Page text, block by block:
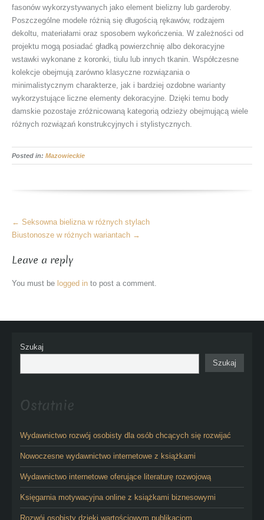
fasonów wykorzystywanych jako element bielizny lub garderoby.
Poszczególne modele różnią się długością rękawów, rodzajem
dekoltu, materiałami oraz sposobem wykończenia. W zależności od
projektu mogą posiadać gładką powierzchnię albo dekoracyjne
wstawki wykonane z koronki, tiulu lub innych tkanin. Współczesne
kolekcje obejmują zarówno klasyczne rozwiązania o
minimalistycznym charakterze, jak i bardziej ozdobne warianty
wykorzystujące liczne elementy dekoracyjne. Dzięki temu body
damskie pozostaje zróżnicowaną kategorią odzieży obejmującą wiele
różnych rozwiązań konstrukcyjnych i stylistycznych.
Posted in: Mazowieckie
More
Articles
← Seksowna bielizna w różnych stylach
Biustonosze w różnych wariantach →
Leave a reply
You must be logged in to post a comment.
Szukaj
Szukaj
Ostatnie
Wydawnictwo rozwój osobisty dla osób chcących się rozwijać
Nowoczesne wydawnictwo internetowe z książkami
Wydawnictwo internetowe oferujące literaturę rozwojową
Księgarnia motywacyjna online z książkami biznesowymi
Rozwój osobisty dzięki wartościowym publikacjom